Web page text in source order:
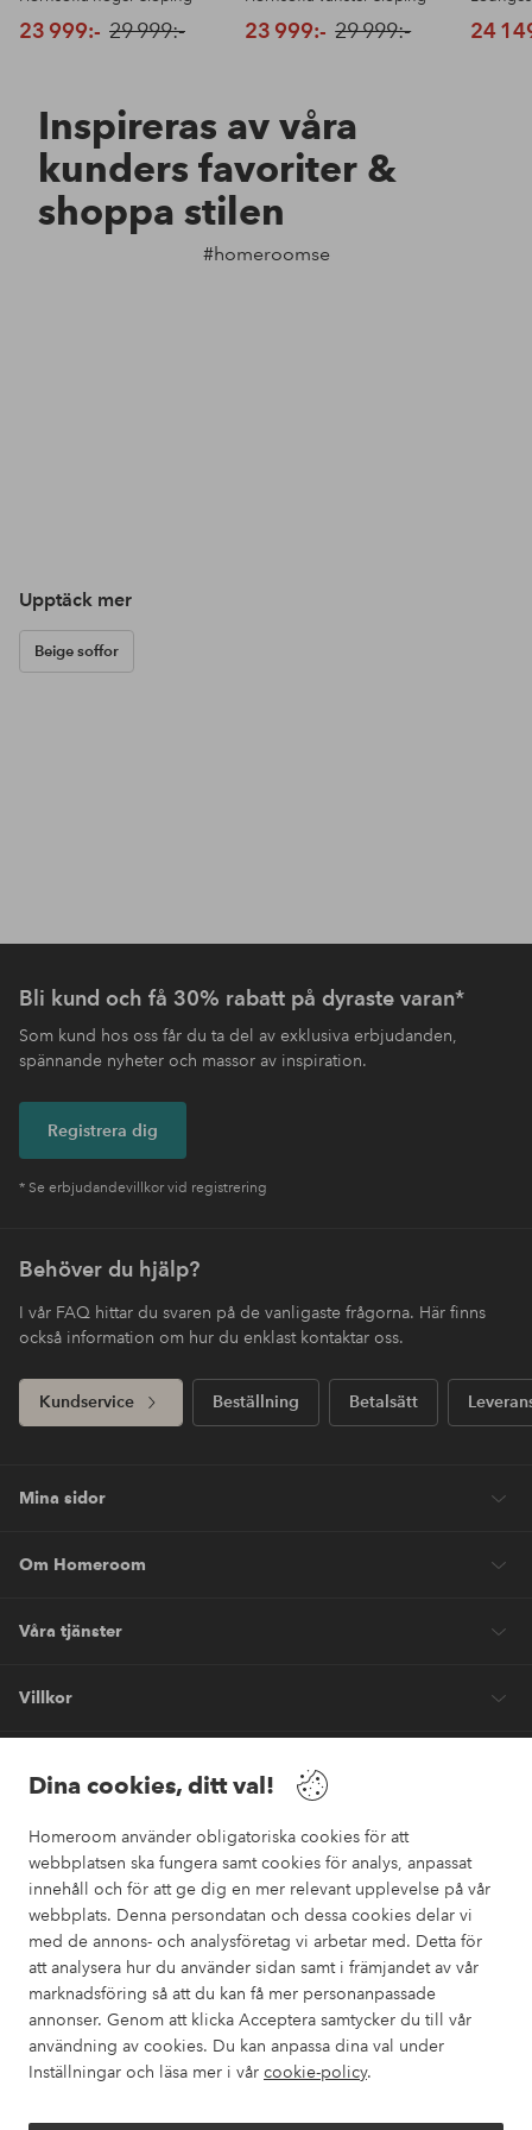
Dina cookies, ditt val!
Homeroom använder obligatoriska cookies för att
webbplatsen ska fungera samt cookies för analys, anpassat
innehåll och för att ge dig en mer relevant upplevelse på vår
webbplats. Denna persondatan och dessa cookies delar vi
med de annons- och analysföretag vi arbetar med. Detta för
att analysera hur du använder sidan samt i främjandet av vår
marknadsföring så att du kan få mer personanpassade
annonser. Genom att klicka Acceptera samtycker du till vår
användning av cookies. Du kan anpassa dina val under
Inställningar och läsa mer i vår cookie-policy.
23 999:- 29 999:- 23 999:- 29 999:- 24
Inspireras av våra
kunders favoriter &
shoppa stilen
#homeroomse
Upptäck mer
Beige soffor
Bli kund och få 30% rabatt på dyraste varan*
Som kund hos oss får du ta del av exklusiva erbjudanden,
spännande nyheter och massor av inspiration.
Registrera dig
* Se erbjudandevillkor vid registrering
Behöver du hjälp?
I vår FAQ hittar du svaren på de vanligaste frågorna. Här finns
också information om hur du enklast kontaktar oss.
Kundservice Beställning Betalsätt
Mina sidor
Om Homeroom
Våra tjänster
Villkor
Säkra betalningar
Vill du veta mer om våra betalalternativ ?
elpy